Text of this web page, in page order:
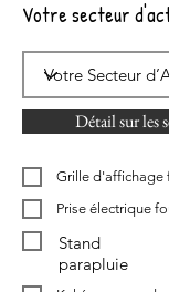
Votre secteur
Détail sur les
Grille d'affichage
Prise électrique
Stand
parapluie